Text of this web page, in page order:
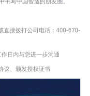
书写中国智造的朋友圈。
直接拨打公司电话：400-670-
日内与您进一步沟通
议、颁发授权证书